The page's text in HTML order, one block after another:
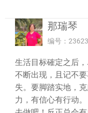
那瑞琴
编号：
生活目标確定之后
不断出现，且记不
失。要脚踏实地，
力，有信心有行动。